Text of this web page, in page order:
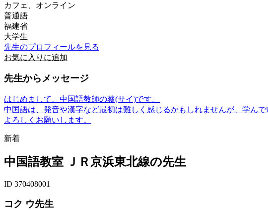
カフェ、オンライン
普通語
福建省
大学生
先生のプロフィールを見る
お気に入りに追加
先生からメッセージ
はじめまして、中国語教師の蔡(サイ)です。
中国語は、発音や漢字など最初は難しく感じるかもしれませんが、学ん
よろしくお願いします。
新着
中国語教室 ＪＲ京浜東北線の先生
ID 370408001
コク ウ先生